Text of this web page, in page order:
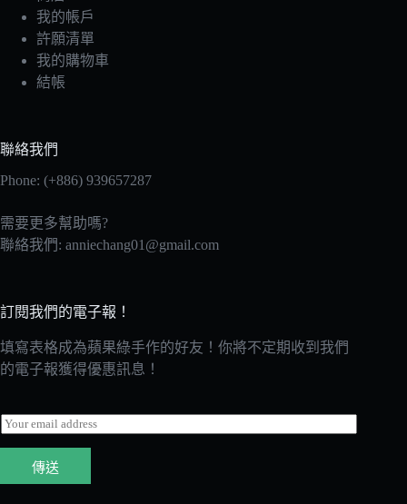
我的帳戶
許願清單
我的購物車
結帳
聯絡我們
Phone: (+886) 939657287
需要更多幫助嗎?
聯絡我們: anniechang01@gmail.com
訂閱我們的電子報！
填寫表格成為蘋果綠手作的好友！你將不定期收到我們
的電子報獲得優惠訊息！
E
m
a
l
傳送